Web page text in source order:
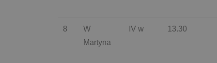
8
W
Martyna
IV w 13.30